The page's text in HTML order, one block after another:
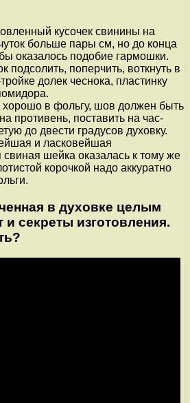
кусочек свинины на
больше пары см, но до конца
оказалось подобие гармошки.
подсолить, поперчить, воткнуть в
долек чеснока, пластинку
хорошо в фольгу, шов должен быть
противень, поставить на час-
до двести градусов духовку.
и ласковейшая
шейка оказалась к тому же
корочкой надо аккуратно
в духовке целым
и секреты изготовления.